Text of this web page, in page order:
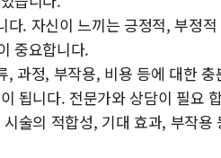
. 자신이 느끼는 긍정적, 부정
중요합니다.
과정, 부작용, 비용 등에 대한
됩니다. 전문가와 상담이 필요
술의 적합성, 기대 효과, 부작용